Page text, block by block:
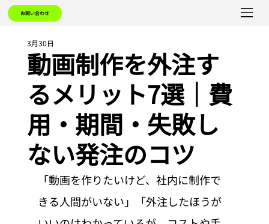
お問い合わせ
動画制作を外注す
るメリット7選｜費
用・期間・失敗し
ない発注のコツ
3月30日
「動画を作りたいけど、社内に制作で
きる人間がいない」「外注したほうが